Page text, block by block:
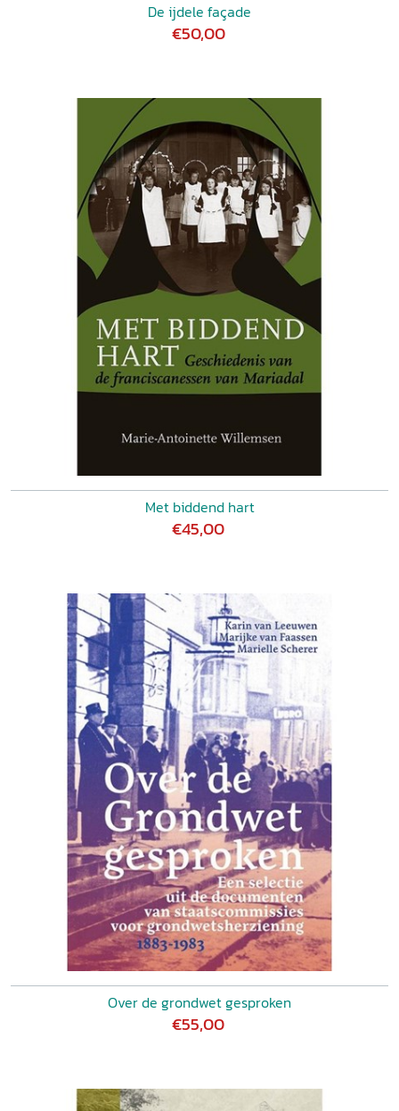
De ijdele façade
€50,00
Met biddend hart
€45,00
Over de grondwet gesproken
€55,00